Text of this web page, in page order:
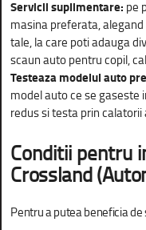
Servicii suplimentare: pe
masina preferata,
tale, la care poti adauga
scaun auto pentru copil,
Testeaza modelul auto
model auto ce se gaseste
redus si testa prin
Conditii pentru
Crossland
Pentru a putea beneficia